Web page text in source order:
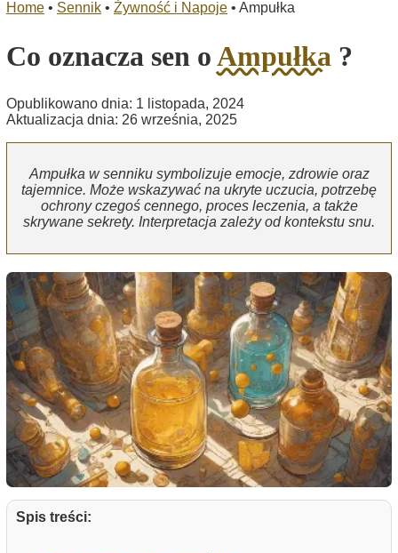
Home • Sennik • Żywność i Napoje • Ampułka
Co oznacza sen oAmpułka ?
Opublikowano dnia: 1 listopada, 2024
Aktualizacja dnia: 26 września, 2025
Ampułka w senniku symbolizuje emocje, zdrowie oraz
tajemnice. Może wskazywać na ukryte uczucia, potrzebę
ochrony czegoś cennego, proces leczenia, a także
skrywane sekrety. Interpretacja zależy od kontekstu snu.
Spis treści: